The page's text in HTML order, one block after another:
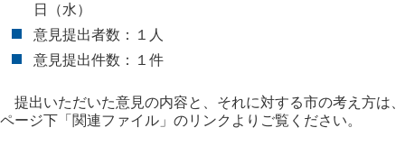
日（水）
意見提出者数：１人
意見提出件数：１件
提出いただいた意見の内容と、それに対する市の考え方は、
ページ下「関連ファイル」のリンクよりご覧ください。